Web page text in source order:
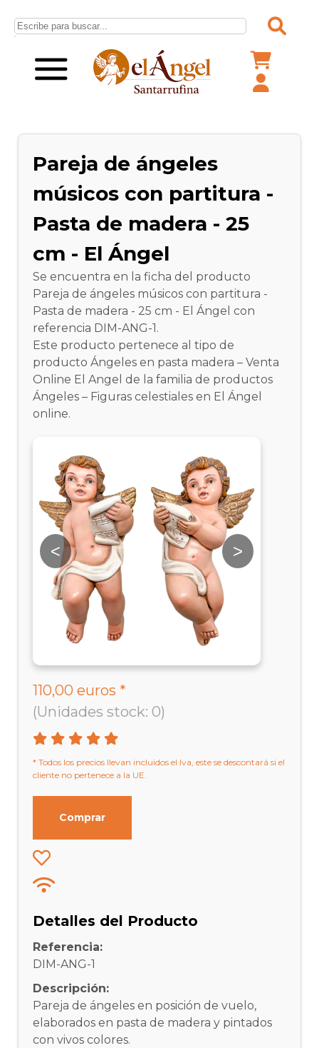
Pareja de ángeles
músicos con partitura -
Pasta de madera - 25
cm - El Ángel
Se encuentra en la ficha del producto
Pareja de ángeles músicos con partitura -
Pasta de madera - 25 cm - El Ángel con
referencia DIM-ANG-1.
Este producto pertenece al tipo de
producto Ángeles en pasta madera – Venta
Online El Angel de la familia de productos
Ángeles – Figuras celestiales en El Ángel
online.
< >
110,00 euros *
(Unidades stock: 0)
* Todos los precios llevan incluidos el Iva, este se descontará si el
cliente no pertenece a la UE.
Comprar
Detalles del Producto
Referencia:
DIM-ANG-1
Descripción:
Pareja de ángeles en posición de vuelo,
elaborados en pasta de madera y pintados
con vivos colores.